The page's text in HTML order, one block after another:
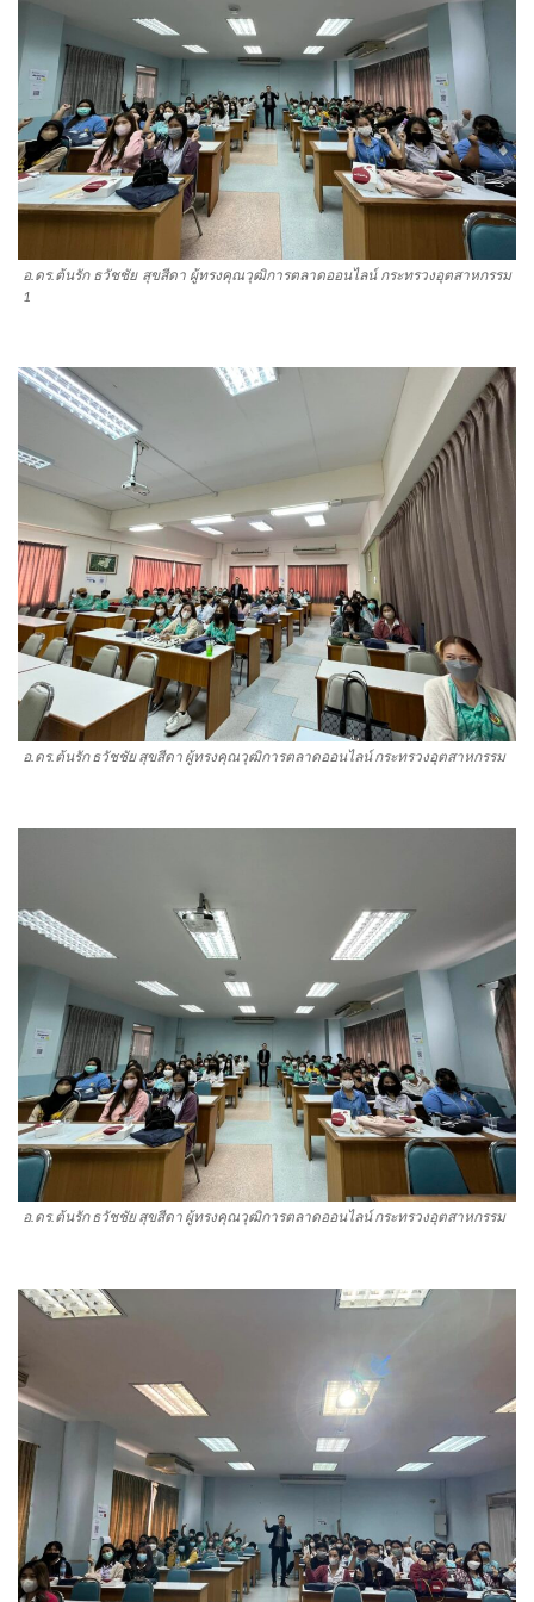
อ.ดร.ต้นรัก ธวัชชัย สุขสีดา ผู้ทรงคุณวุฒิการตลาดออนไลน์ กระทรวงอุตสาหกรรม
1
อ.ดร.ต้นรัก ธวัชชัย สุขสีดา ผู้ทรงคุณวุฒิการตลาดออนไลน์ กระทรวงอุตสาหกรรม
อ.ดร.ต้นรัก ธวัชชัย สุขสีดา ผู้ทรงคุณวุฒิการตลาดออนไลน์ กระทรวงอุตสาหกรรม